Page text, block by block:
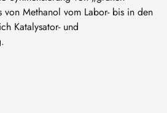
von Methanol vom Labor- bis in den
Katalysator- und